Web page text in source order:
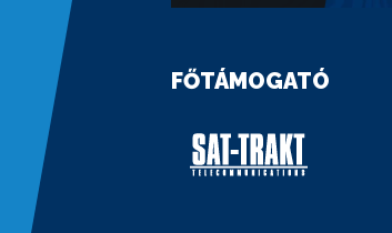
FŐTÁMOGATÓ